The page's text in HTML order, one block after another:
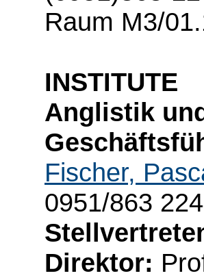
Raum M3/
INSTITUTE
Anglistik
Fischer,
0951/863
Direktor: